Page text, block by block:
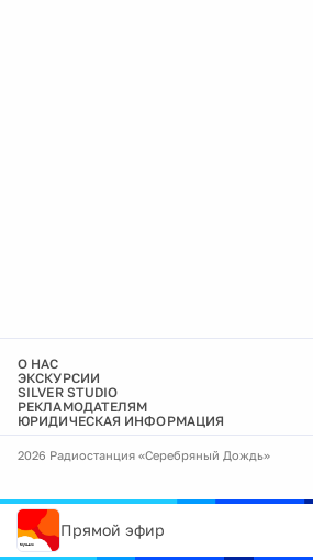
О НАС
ЭКСКУРСИИ
SILVER STUDIO
РЕКЛАМОДАТЕЛЯМ
ЮРИДИЧЕСКАЯ ИНФОРМАЦИЯ
2026 Радиостанция «Серебряный Дождь»
Прямой эфир